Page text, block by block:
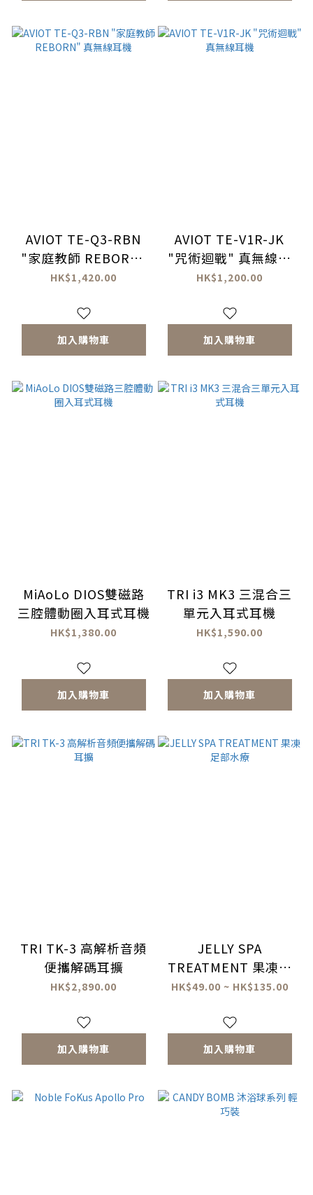
AVIOT TE-Q3-RBN
"家庭教師 REBORN"
真無線耳機
HK$1,420.00
加入購物車
AVIOT TE-V1R-JK
"咒術迴戰" 真無線耳
機
HK$1,200.00
加入購物車
MiAoLo DIOS雙磁路
三腔體動圈入耳式耳機
HK$1,380.00
加入購物車
TRI i3 MK3 三混合三
單元入耳式耳機
HK$1,590.00
加入購物車
TRI TK-3 高解析音頻
便攜解碼耳擴
HK$2,890.00
加入購物車
JELLY SPA
TREATMENT 果凍足
部水療
HK$49.00 ~ HK$135.00
加入購物車